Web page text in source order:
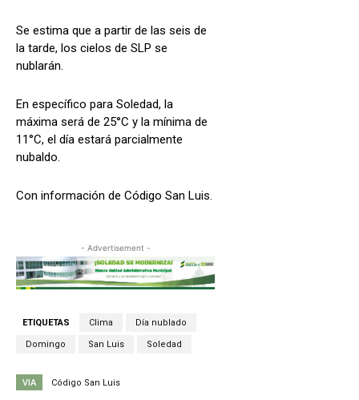
Se estima que a partir de las seis de
la tarde, los cielos de SLP se
nublarán.
En específico para Soledad, la
máxima será de 25°C y la mínima de
11°C, el día estará parcialmente
nubaldo.
Con información de Código San Luis.
- Advertisement -
ETIQUETAS Clima Día nublado
Domingo San Luis Soledad
VIA Código San Luis